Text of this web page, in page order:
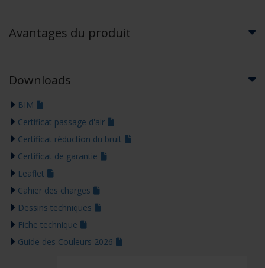
Avantages du produit
Downloads
BIM
Certificat passage d'air
Certificat réduction du bruit
Certificat de garantie
Leaflet
Cahier des charges
Dessins techniques
Fiche technique
Guide des Couleurs 2026